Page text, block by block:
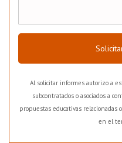
Al solicitar informes autorizo a
subcontratados o asociados a
propuestas educativas
en el